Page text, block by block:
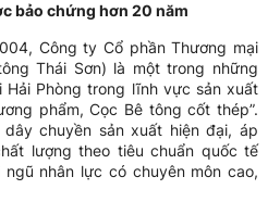
bảo chứng hơn 20 năm
Công ty Cổ phần Thương mại
Thái Sơn) là một trong những
Phòng trong lĩnh vực sản xuất
phẩm, Cọc Bê tông cốt thép”.
chuyền sản xuất hiện đại, áp
lượng theo tiêu chuẩn quốc tế
nhân lực có chuyên môn cao,